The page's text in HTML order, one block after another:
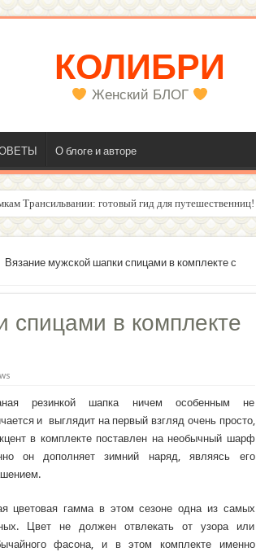
КОЛИБРИ
Женский БЛОГ
О блоге и авторе
Трансильвании: готовый гид для путешественниц!
Вязание мужской шапки спицами в комплекте с
спицами в комплекте
резинкой шапка ничем особенным не
и выглядит на первый взгляд очень просто,
в комплекте поставлен на необычный шарф
он дополняет зимний наряд, являясь его
цветовая гамма в этом сезоне одна из самых
Цвет не должен отвлекать от узора или
фасона, и в этом комплекте именно